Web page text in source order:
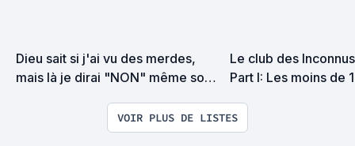
Dieu sait si j'ai vu des merdes,
mais là je dirai "NON" même sous
Le club des
Part I: Les moins de
VOIR PLUS DE LISTES